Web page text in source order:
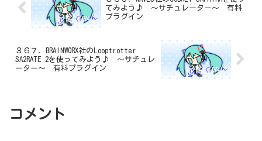
てみよう♪ ～サチュレーター～ 有料
プラグイン
３６７．BRAINWORX社のLooptrotter
SA2RATE 2を使ってみよう♪ ～サチュレ
ーター～ 有料プラグイン
コメント